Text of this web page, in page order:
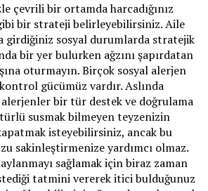
çevrili bir ortamda harcadığınız
bir strateji belirleyebilirsiniz. Aile
girdiğiniz sosyal durumlarda stratejik
bir yer bulurken ağzını şapırdatan
oturmayın. Birçok sosyal alerjen
gücümüz vardır. Aslında
bir tür destek ve doğrulama
susmak bilmeyen teyzenizin
isteyebilirsiniz, ancak bu
sakinleştirmenize yardımcı olmaz.
sağlamak için biraz zaman
tatmini vererek itici bulduğunuz